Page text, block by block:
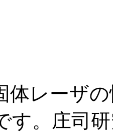
体レーザ
す。庄司